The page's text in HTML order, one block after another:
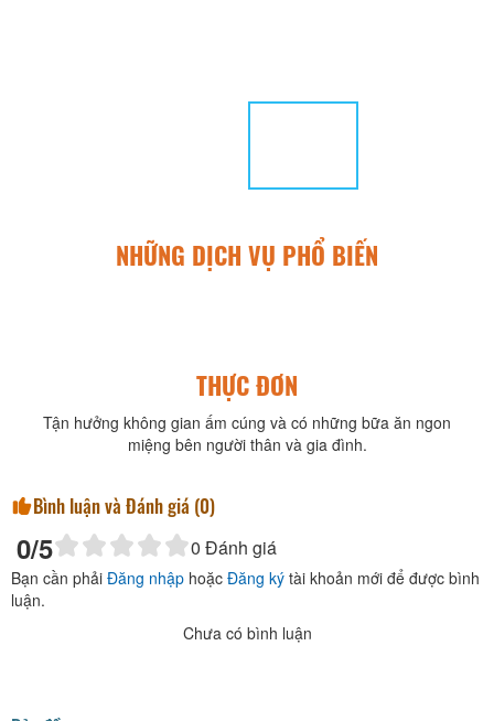
NHỮNG DỊCH VỤ PHỔ BIẾN
THỰC ĐƠN
Tận hưởng không gian ấm cúng và có những bữa ăn ngon
miệng bên người thân và gia đình.
Bình luận và Đánh giá (0)
0/5 0 Đánh giá
Bạn cần phải Đăng nhập hoặc Đăng ký tài khoản mới để được bình
luận.
Chưa có bình luận